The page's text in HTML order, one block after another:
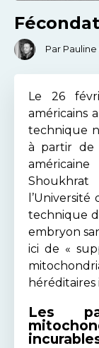
Par Pauline
Le 26
américains
technique
à partir de
américaine
technique
embryon
ici de «
héréditaires
Les